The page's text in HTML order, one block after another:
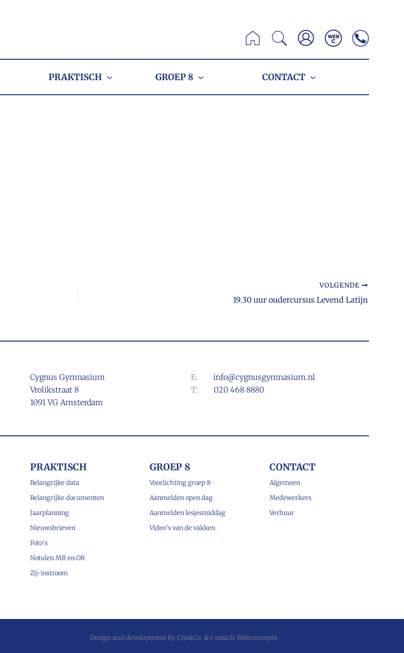
Zoeken
PRAKTISCH GROEP 8 CONTACT
VOLGENDE
19.30 uur oudercursus Levend Latijn
Cygnus Gymnasium
Vrolikstraat 8
1091 VG Amsterdam
E:info@cygnusgymnasium.nl
T: 020 468 8880
PRAKTISCH
Belangrijke data
Belangrijke documenten
Jaarplanning
Nieuwsbrieven
Foto’s
Notulen MR en OR
Zij-instroom
GROEP 8
Voorlichting groep 8
Aanmelden open dag
Aanmelden lesjesmiddag
Video’s van de vakken
CONTACT
Algemeen
Medewerkers
Verhuur
Design and development by Cijs&Co &i-match Webconcepts